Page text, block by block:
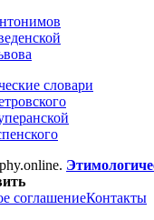
словари
соглашениеКонтакты